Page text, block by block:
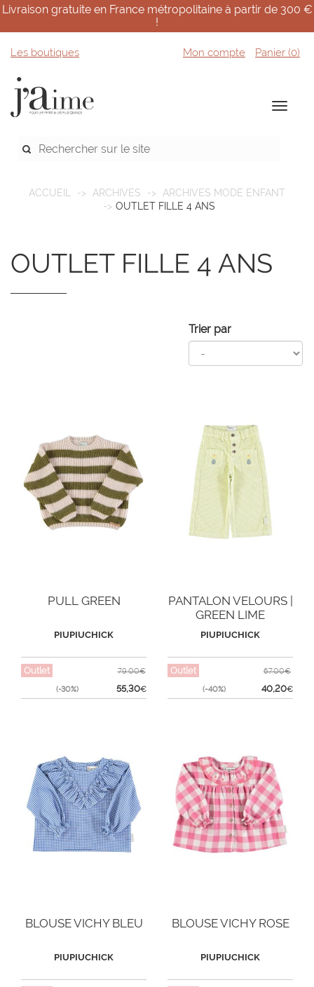
Livraison gratuite en France métropolitaine à partir de 300 €
!
Les boutiques Mon compte Panier (0)
ACCUEIL ARCHIVES
ARCHIVES MODE ENFANT
OUTLET FILLE 4 ANS
OUTLET FILLE 4 ANS
Trier par
PULL GREEN
PIUPIUCHICK
Outlet
(-30%)
79,00€
55,30€
PANTALON VELOURS |
GREEN LIME
PIUPIUCHICK
Outlet
(-40%)
67,00€
40,20€
BLOUSE VICHY BLEU
PIUPIUCHICK
BLOUSE VICHY ROSE
PIUPIUCHICK